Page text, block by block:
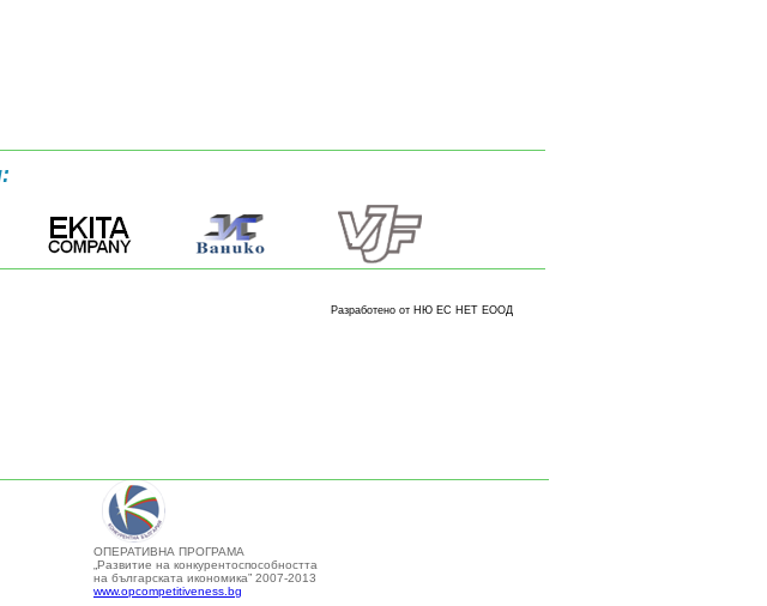
Разработено от НЮ ЕС НЕТ ЕООД
ОПЕРАТИВНА ПРОГРАМА
„Развитие на конкурентоспособността
на българската икономика” 2007-2013
www.opcompetitiveness.bg